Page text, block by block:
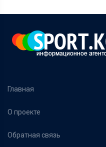
Главная
О проекте
Обратная связь